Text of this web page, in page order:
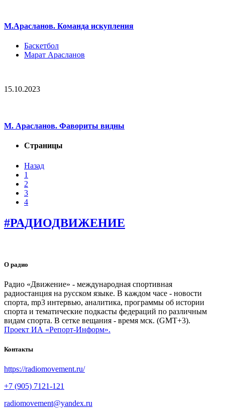
М.Арасланов. Команда искупления
Баскетбол
Марат Арасланов
15.10.2023
М. Арасланов. Фавориты видны
Страницы
Назад
1
2
3
4
#РАДИОДВИЖЕНИЕ
О радио
Радио «Движение» - международная спортивная
радиостанция на русском языке. В каждом часе - новости
спорта, mp3 интервью, аналитика, программы об истории
спорта и тематические подкасты федераций по различным
видам спорта. В сетке вещания - время мск. (GMT+3).
Проект ИА «Репорт-Информ».
Контакты
https://radiomovement.ru/
+7 (905) 7121-121
radiomovement@yandex.ru